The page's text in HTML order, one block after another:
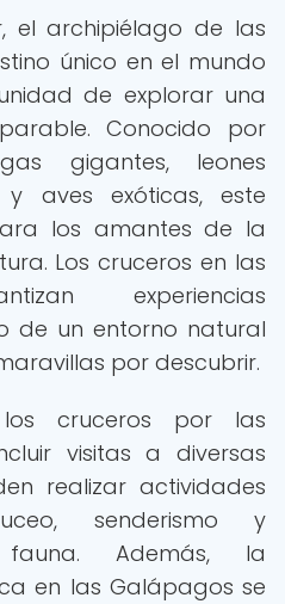
el archipiélago de las
único en el mundo
de explorar una
Conocido por
gigantes, leones
y aves exóticas, este
los amantes de la
Los cruceros en las
experiencias
de un entorno natural
por descubrir.
cruceros por las
visitas a diversas
realizar actividades
senderismo y
Además, la
en las Galápagos se